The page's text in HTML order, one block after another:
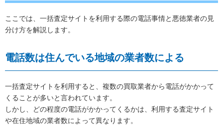
ここでは、一括査定サイトを利用する際の電話事情と悪徳業者の見
分け方を解説します。
電話数は住んでいる地域の業者数による
一括査定サイトを利用すると、複数の買取業者から電話がかかって
くることが多いと言われています。
しかし、どの程度の電話がかかってくるかは、利用する査定サイト
や在住地域の業者数によって異なります。